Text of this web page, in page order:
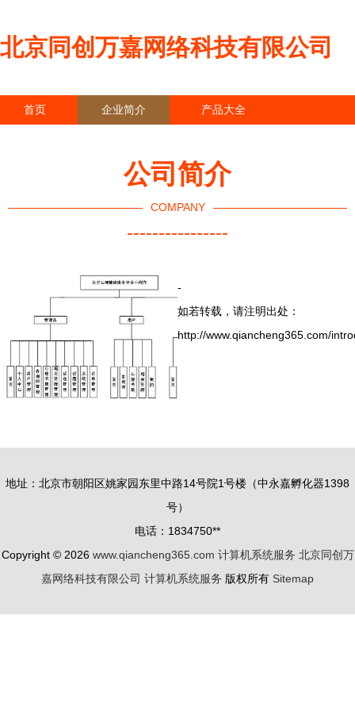
北京同创万嘉网络科技有限公司
首页 企业简介 产品大全
公司简介
COMPANY
----------------
-
如若转载，请注明出处：
http://www.qiancheng365.com/
地址：北京市朝阳区姚家园东里中路14号院1号楼（中永嘉孵化器1398
号）
电话：1834750**
Copyright © 2026 www.qiancheng365.com 计算机系统服务 北京同创万
嘉网络科技有限公司 计算机系统服务 版权所有 Sitemap